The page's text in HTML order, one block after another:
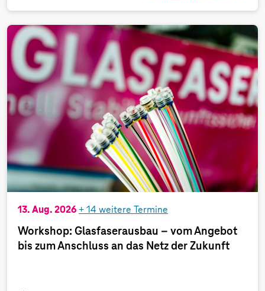
13. Aug. 2026 + 14 weitere Termine
Workshop: Glasfaserausbau – vom Angebot
bis zum Anschluss an das Netz der Zukunft